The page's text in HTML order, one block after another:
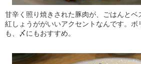
甘辛く照り焼きされた豚肉が、ごはんとベ
紅しょうががいいアクセントなんです。ボ
も、〆にもおすすめ。